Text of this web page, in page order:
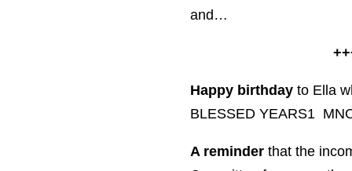
and…
Happy birthday to Ella
BLESSED YEARS1
A reminder that the